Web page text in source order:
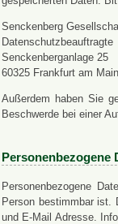
Senckenberg
Datenschutzbeauftragte
Senckenberganlage 25
60325 Frankfurt am Main
Außerdem haben Sie
Beschwerde bei einer
Personenbezogene
Personenbezogene
Person bestimmbar ist.
und E-Mail Adresse.